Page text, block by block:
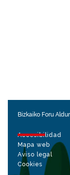
Bizkaiko Foru
Accesibilidad
Mapa web
Aviso legal
Cookies